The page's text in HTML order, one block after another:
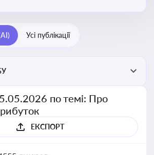
бухгалтерів і юристів
Усі публікації
по темі: Про
ЕКСПОРТ